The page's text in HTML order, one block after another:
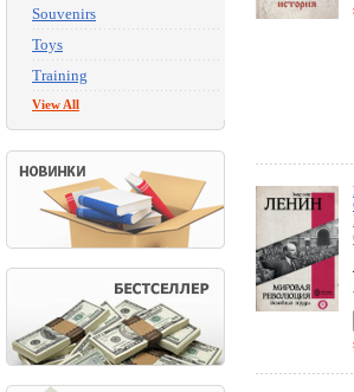
Souvenirs
Toys
Training
View All